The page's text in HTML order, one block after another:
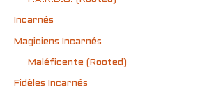
Incarnés
Magiciens Incarnés
Maléficente (Rooted)
Fidèles Incarnés